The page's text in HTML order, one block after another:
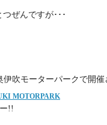
つぜんですが･･･
吹モーターパークで開催
MOTORPARK
!!